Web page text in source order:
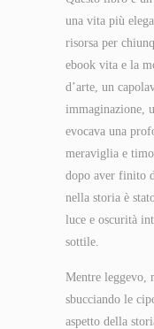
una vita più
risorsa per
ebook vita e la
d’arte, un
immaginazione,
evocava una
meraviglia e
dopo aver finito
nella storia è
luce e oscurità
sottile.
Mentre leggevo,
sbucciando le
aspetto della